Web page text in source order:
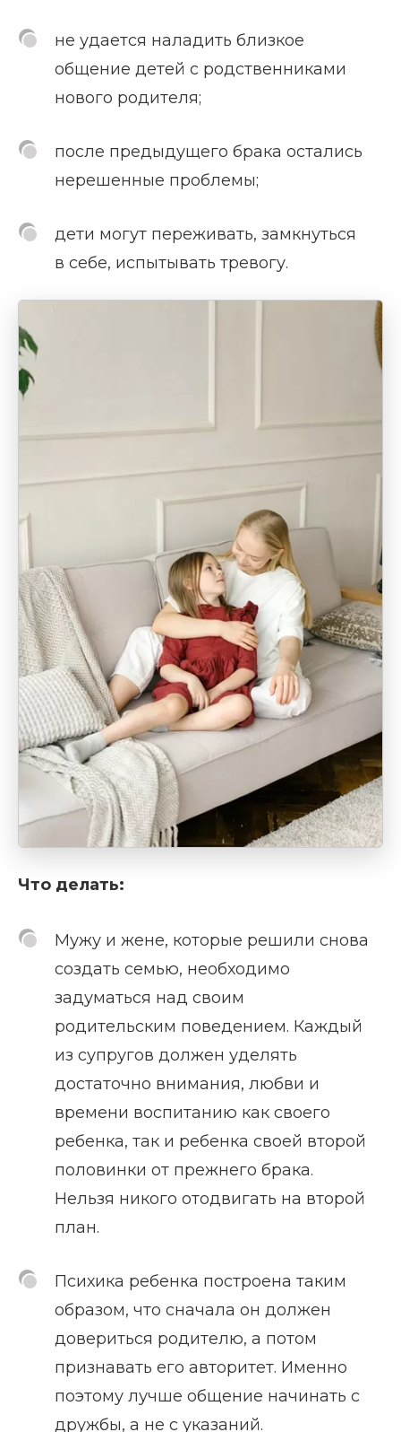
не удается наладить близкое
общение детей с родственниками
нового родителя;
после предыдущего брака остались
нерешенные проблемы;
дети могут переживать, замкнуться
в себе, испытывать тревогу.
Что делать:
Мужу и жене, которые решили снова
создать семью, необходимо
задуматься над своим
родительским поведением. Каждый
из супругов должен уделять
достаточно внимания, любви и
времени воспитанию как своего
ребенка, так и ребенка своей второй
половинки от прежнего брака.
Нельзя никого отодвигать на второй
план.
Психика ребенка построена таким
образом, что сначала он должен
довериться родителю, а потом
признавать его авторитет. Именно
поэтому лучше общение начинать с
дружбы, а не с указаний.